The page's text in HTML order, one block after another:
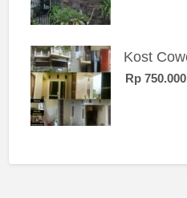
Rp 750.000